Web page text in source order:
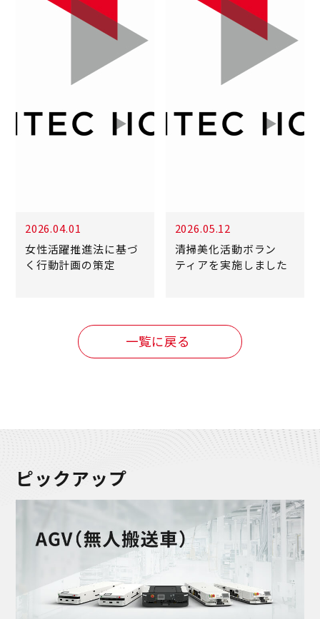
2026.04.01
女性活躍推進法に基づ
く行動計画の策定
2026.05.12
清掃美化活動ボラン
ティアを実施しました
一覧に戻る
ピックアップ